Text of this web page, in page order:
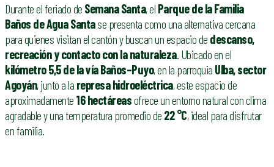
Durante el feriado de Semana Santa, el Parque de la Familia
Baños de Agua Santase presenta como una alternativa cercana
para quienes visitan el cantón y buscan un espacio de descanso,
recreación y contacto con la naturaleza. Ubicado en el
kilómetro 5,5 de la vía Baños–Puyo, en la parroquia Ulba, sector
Agoyán, junto a la represa hidroeléctrica, este espacio de
aproximadamente 16 hectáreasofrece un entorno natural con clima
agradable y una temperatura promedio de 22 °C, ideal para disfrutar
en familia.